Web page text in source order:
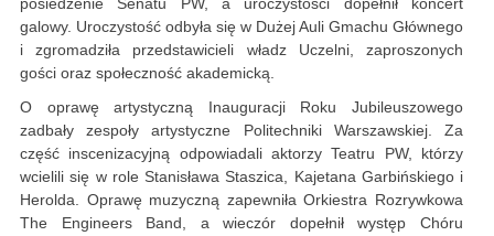
galowy. Uroczystość odbyła się w Dużej Auli Gmachu Głównego
i zgromadziła przedstawicieli władz Uczelni, zaproszonych
gości oraz społeczność akademicką.
O oprawę artystyczną Inauguracji Roku Jubileuszowego
zadbały zespoły artystyczne Politechniki Warszawskiej. Za
część inscenizacyjną odpowiadali aktorzy Teatru PW, którzy
wcielili się w role Stanisława Staszica, Kajetana Garbińskiego i
Herolda. Oprawę muzyczną zapewniła Orkiestra Rozrywkowa
The Engineers Band, a wieczór dopełnił występ Chóru